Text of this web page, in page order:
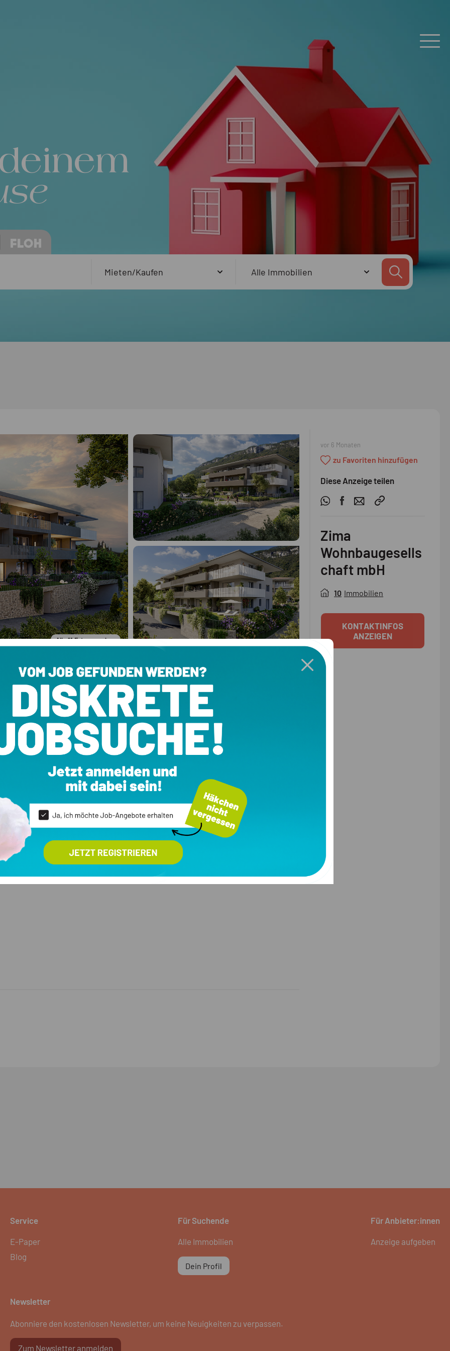
Alle11Fotos ansehen
Neubau
910-A07
Ausstattung
Aufzug
Terrasse
vor 6 Monaten
zu Favoriten hinzufügen
Diese Anzeige teilen
Zima
Wohnbaugesells
chaft mbH
10 Immobilien
KONTAKTINFOS
ANZEIGEN
Service
E-Paper
Blog
Für Suchende
Alle Immobilien
Dein Profil
Für Anbieter:innen
Anzeige aufgeben
Newsletter
Abonniere den kostenlosen Newsletter, um keine Neuigkeiten zu verpassen.
Zum Newsletter anmelden